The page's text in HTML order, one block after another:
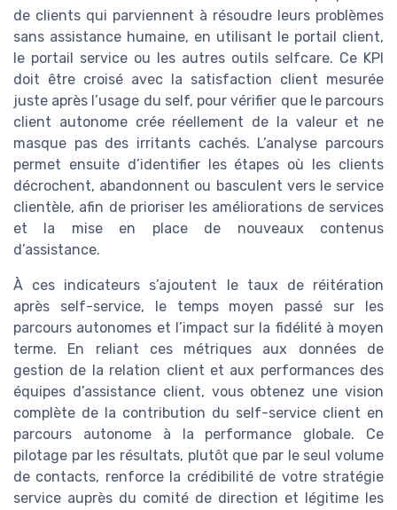
de clients qui parviennent à résoudre leurs problèmes
sans assistance humaine, en utilisant le portail client,
le portail service ou les autres outils selfcare. Ce KPI
doit être croisé avec la satisfaction client mesurée
juste après l’usage du self, pour vérifier que le parcours
client autonome crée réellement de la valeur et ne
masque pas des irritants cachés. L’analyse parcours
permet ensuite d’identifier les étapes où les clients
décrochent, abandonnent ou basculent vers le service
clientèle, afin de prioriser les améliorations de services
et la mise en place de nouveaux contenus
d’assistance.
À ces indicateurs s’ajoutent le taux de réitération
après self-service, le temps moyen passé sur les
parcours autonomes et l’impact sur la fidélité à moyen
terme. En reliant ces métriques aux données de
gestion de la relation client et aux performances des
équipes d’assistance client, vous obtenez une vision
complète de la contribution du self-service client en
parcours autonome à la performance globale. Ce
pilotage par les résultats, plutôt que par le seul volume
de contacts, renforce la crédibilité de votre stratégie
service auprès du comité de direction et légitime les